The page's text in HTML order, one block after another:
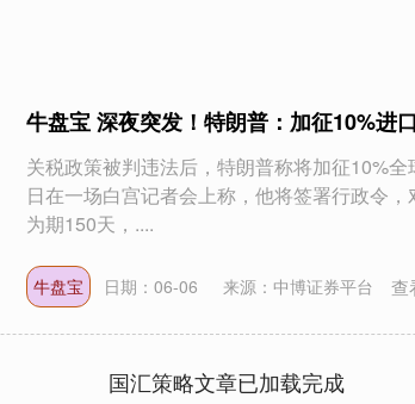
牛盘宝 深夜突发！特朗普：加征10%进
关税政策被判违法后，特朗普称将加征10%
日在一场白宫记者会上称，他将签署行政令
为期150天，....
牛盘宝 日期：06-06 来源：中博证券平台 查
国汇策略文章已加载完成